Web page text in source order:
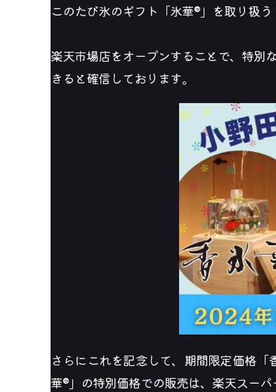
このたび氷のギフト「氷華®」を取り扱
楽天市場店をオープンすることで、特別
きると確信しております。
さらにこれを記念して、期間限定価格
華®」の特別価格での販売は、楽天スー